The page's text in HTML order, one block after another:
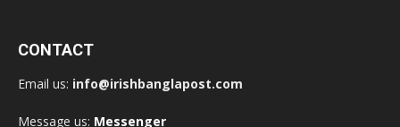
CONTACT
Email us: info@irishbanglapost.com
Message us: Messenger